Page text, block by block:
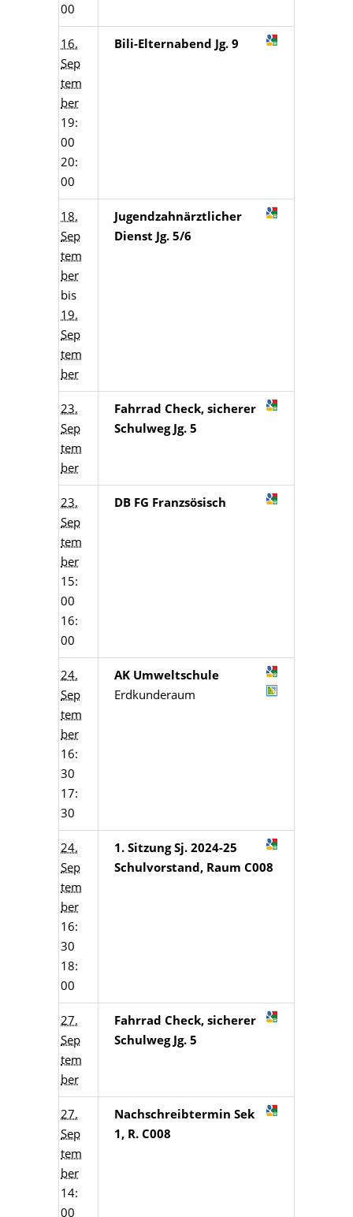
00
16.
Sep
tem
ber
19:
00
20:
00
Bili-Elternabend Jg. 9
18.
Sep
tem
ber
bis
19.
Sep
tem
ber
Jugendzahnärztlicher
Dienst Jg. 5/6
23.
Sep
tem
ber
Fahrrad Check, sicherer
Schulweg Jg. 5
23.
Sep
tem
ber
15:
00
16:
00
DB FG Franzsösisch
24.
Sep
tem
ber
16:
30
17:
30
AK Umweltschule
Erdkunderaum
24.
Sep
tem
ber
16:
30
18:
00
1. Sitzung Sj. 2024-25
Schulvorstand, Raum C008
27.
Sep
tem
ber
Fahrrad Check, sicherer
Schulweg Jg. 5
27.
Sep
tem
ber
14:
00
Nachschreibtermin Sek
1, R. C008